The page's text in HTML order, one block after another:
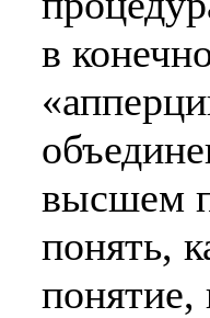
в
высшем
понять,